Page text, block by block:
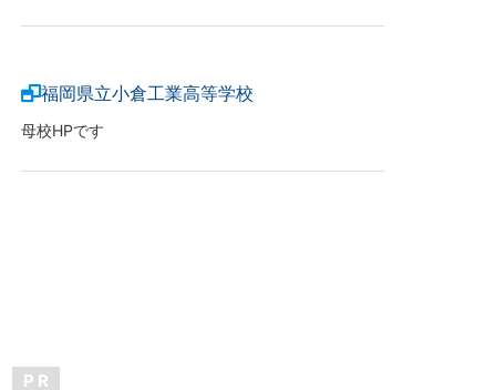
福岡県立小倉工業高等学校
母校HPです
P R